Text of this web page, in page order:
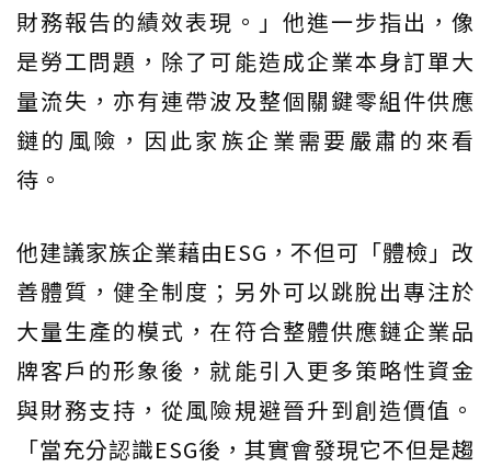
財務報告的績效表現。」他進一步指出，像
是勞工問題，除了可能造成企業本身訂單大
量流失，亦有連帶波及整個關鍵零組件供應
鏈的風險，因此家族企業需要嚴肅的來看
待。
他建議家族企業藉由ESG，不但可「體檢」改
善體質，健全制度；另外可以跳脫出專注於
大量生產的模式，在符合整體供應鏈企業品
牌客戶的形象後，就能引入更多策略性資金
與財務支持，從風險規避晉升到創造價值。
「當充分認識ESG後，其實會發現它不但是趨